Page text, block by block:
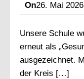
On26. Mai 2026
Unsere Schule
erneut als
ausgezeichnet.
der Kreis […]